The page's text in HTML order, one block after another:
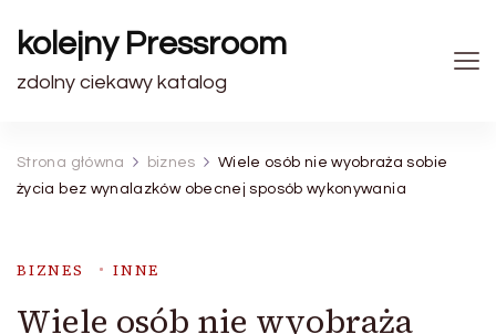
kolejny Pressroom
zdolny ciekawy katalog
Strona główna biznes
Wiele osób nie wyobraża sobie
życia bez wynalazków obecnej sposób wykonywania
BIZNES INNE
Wiele osób nie wyobraża